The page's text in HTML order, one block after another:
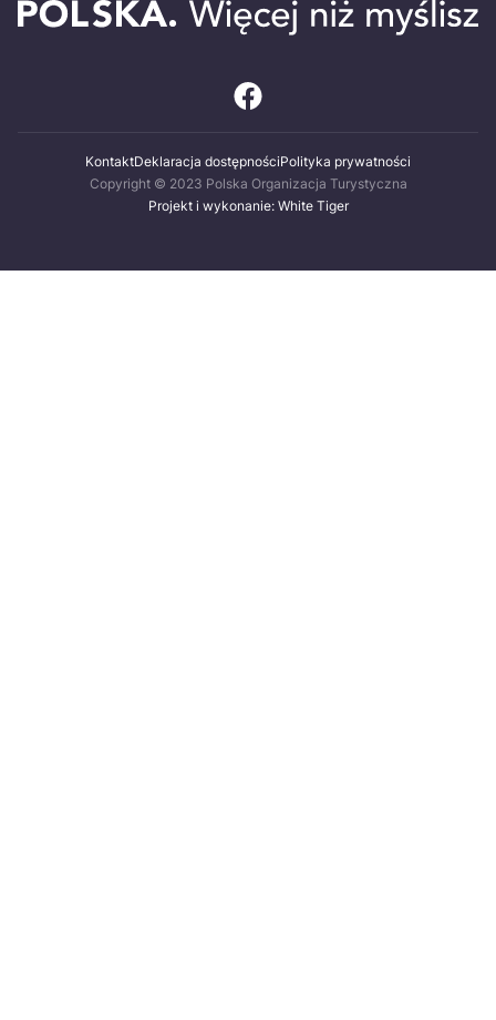
KontaktDeklaracja dostępnościPolityka prywatności
Copyright © 2023 Polska Organizacja Turystyczna
Projekt i wykonanie: White Tiger